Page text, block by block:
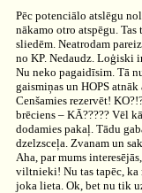
Pēc potenciālo atslēgu
nākamo otro atspēgu.
sliedēm. Neatrodam
no KP. Nedaudz. Loģiski
Nu neko pagaidīsim. Tā
gaismiņas un HOPS
Cenšamies rezervēt!
brēciens – KĀ????? Vēl
dodamies pakaļ. Tādu
dzelzsceļa. Zvanam un
Aha, par mums
viltnieki! Nu tas tapēc, ka
joka lieta. Ok, bet nu tik